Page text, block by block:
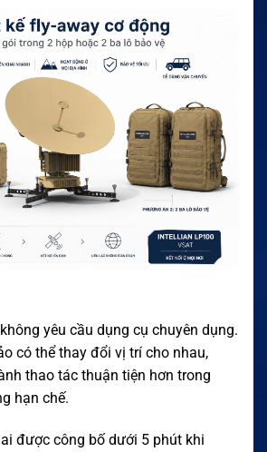
yêu cầu dụng cụ chuyên dụng.
có thể thay đổi vị trí cho nhau,
thao tác thuận tiện hơn trong
hạn chế.
được công bố dưới 5 phút khi